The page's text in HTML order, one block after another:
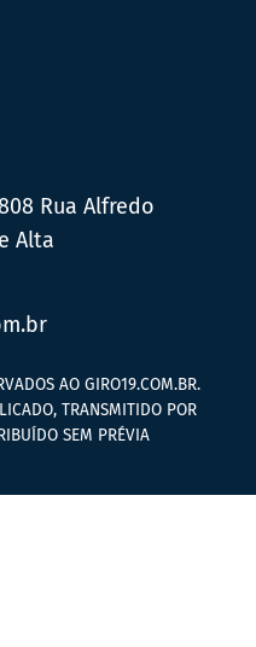
Rua Alfredo
Alta
AO GIRO19.COM.BR.
TRANSMITIDO POR
SEM PRÉVIA